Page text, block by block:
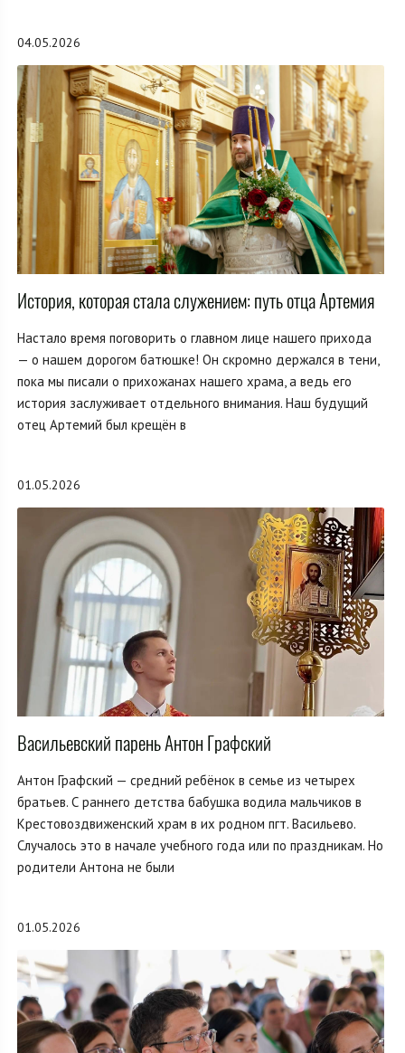
04.05.2026
История, которая стала служением: путь отца Артемия
Настало время поговорить о главном лице нашего прихода
— о нашем дорогом батюшке! Он скромно держался в тени,
пока мы писали о прихожанах нашего храма, а ведь его
история заслуживает отдельного внимания. Наш будущий
отец Артемий был крещён в
01.05.2026
Васильевский парень Антон Графский
Антон Графский — средний ребёнок в семье из четырех
братьев. С раннего детства бабушка водила мальчиков в
Крестовоздвиженский храм в их родном пгт. Васильево.
Случалось это в начале учебного года или по праздникам. Но
родители Антона не были
01.05.2026